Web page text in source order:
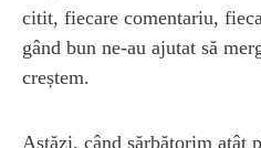
citit, fiecare comentariu,
gând bun ne-au ajutat să
creștem.
Astăzi, când sărbătorim atât